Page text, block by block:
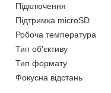
Підключення
Підтримка microSD
Робоча температура
Тип об'єктиву
Тип формату
Фокусна відстань